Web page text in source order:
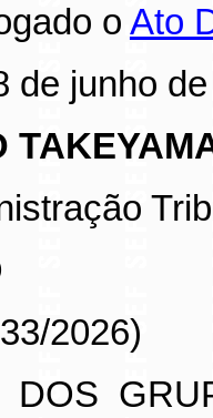
o Ato
de junho
2026)
DOS